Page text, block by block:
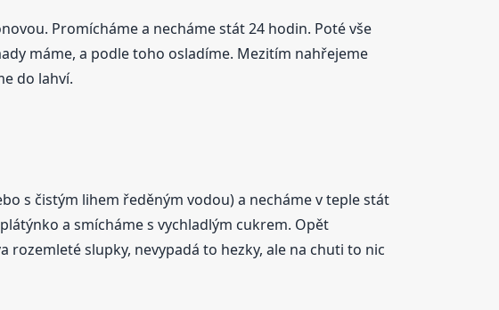
Promícháme a necháme stát 24 hodin. Poté vše
máme, a podle toho osladíme. Mezitím nahřejeme
do lahví.
s čistým lihem ředěným vodou) a necháme v teple stát
a smícháme s vychladlým cukrem. Opět
rozemleté slupky, nevypadá to hezky, ale na chuti to nic